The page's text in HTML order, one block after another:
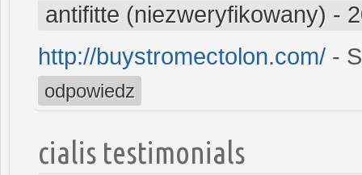
antifitte (niezweryfikowany) -
http://buystromectolon.com/ -
odpowiedz
cialis testimonials